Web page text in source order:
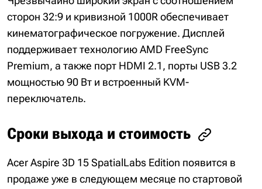
сторон 32:9 и кривизной 1000R обеспечивает
кинематографическое погружение. Дисплей
поддерживает технологию AMD FreeSync
Premium, а также порт HDMI 2.1, порты USB 3.2
мощностью 90 Вт и встроенный KVM-
переключатель.
Сроки выхода и стоимость
Acer Aspire 3D 15 SpatialLabs Edition появится в
продаже уже в следующем месяце по стартовой